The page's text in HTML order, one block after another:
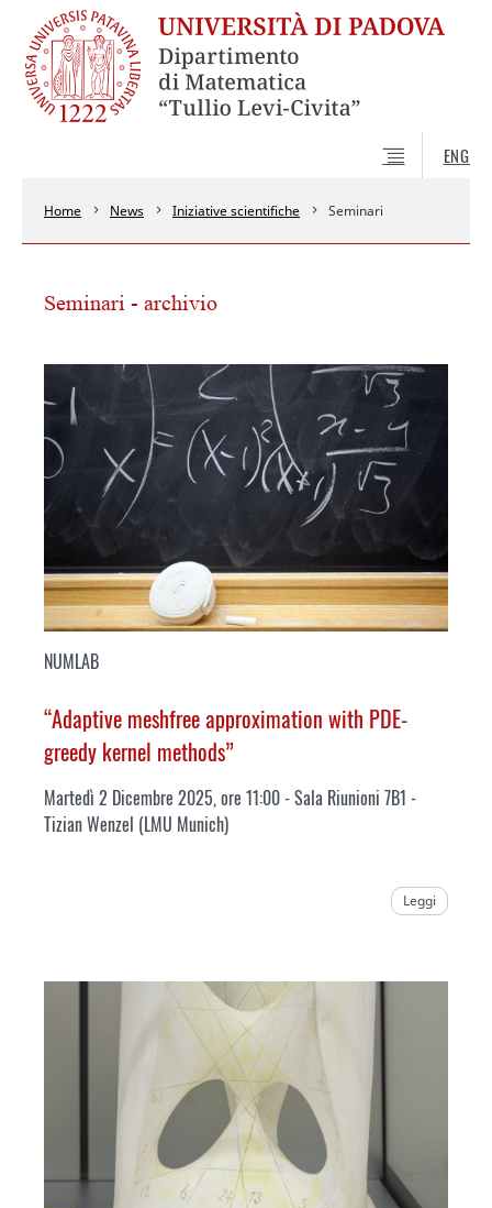
ENG
Home News Iniziative scientifiche Seminari
Seminari - archivio
NUMLAB
“Adaptive meshfree approximation with PDE-
greedy kernel methods”
Martedì 2 Dicembre 2025, ore 11:00 - Sala Riunioni 7B1 -
Tizian Wenzel (LMU Munich)
Leggi